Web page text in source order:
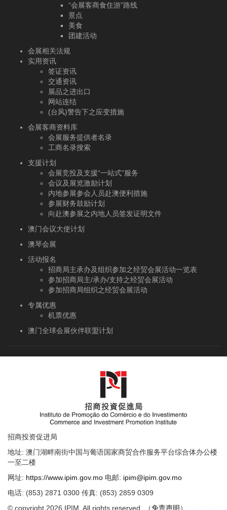
“会展客商食住游”路线
景点
美食
团建活动
会展相关法规
实用资讯
签证资讯
交通资讯
展品之进出口
网站连结
(台风)警告下之应变措施
会展客商资料库
会展服务提供者名录
工商名录搜索
支援计划
会展竞投及支援“一站式”服务
会议及展览激励计划
内地参展参会人员赴澳便利措施
参展财务鼓励计划
向赴澳参展之内地人员签发证明文件
澳门会议大使计划
澳琴会展
活动报名
招商局主承办及组织参加之经贸会展活动一览表
参加招商局主/承办/支持之经贸会展活动
参加招商局组织之经贸会展活动
专属优惠
机票优惠
澳门全球会展伙伴联盟计划
招商投资促进局
地址: 澳门湖畔南街中国与葡语国家商贸合作服务平台综合体办公楼
一至二楼
网址: https://www.ipim.gov.mo 电邮: ipim@ipim.gov.mo
电话: (853) 2871 0300 传真: (853) 2859 0309
© copyright 2026 IPIM. All rights reserved. （免责声明 ）